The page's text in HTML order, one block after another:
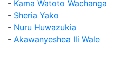
- Kama Watoto Wachanga
- Sheria Yako
- Nuru Huwazukia
- Akawanyeshea Ili Wale